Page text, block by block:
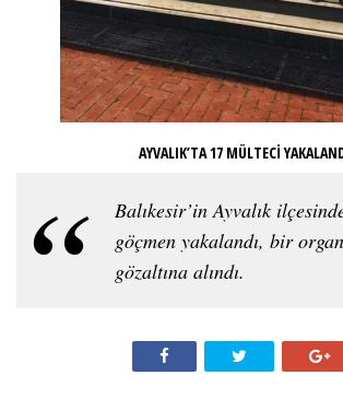
AYVALIK’TA 17 MÜLTECİ
Balıkesir’in Ayvalık
göçmen yakalandı, bir
gözaltına alındı.